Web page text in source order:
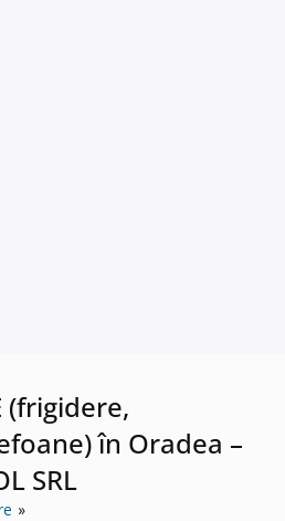
(frigidere,
în Oradea –
SRL